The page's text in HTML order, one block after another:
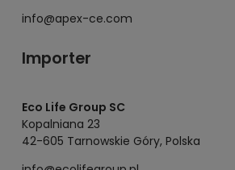
info@apex-ce.com
Importer
Eco Life Group SC
Kopalniana 23
42-605 Tarnowskie Góry, Polska